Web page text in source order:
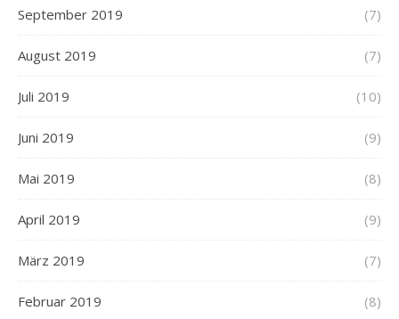
September 2019 (7)
August 2019 (7)
Juli 2019 (10)
Juni 2019 (9)
Mai 2019 (8)
April 2019 (9)
März 2019 (7)
Februar 2019 (8)